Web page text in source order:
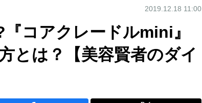
2019.12.18 11:00
コアクレードルmini』
とは？【美容賢者のダイ